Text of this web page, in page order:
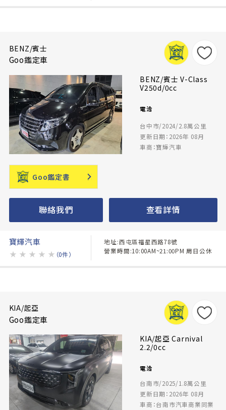
BENZ/賓士
Goo鑑定車
BENZ/賓士 V-Class
V250d/0cc
電洽
台中市/2024/2.8萬公里
更新日期：2026年 08月
車商：寶輝汽車
Goo鑑定書
聯絡我們 查看詳情
寶輝汽車
★ ★ ★ ★ ★ （0件）
地址:西屯區福星西路78號
營業時間:10:00AM~21:00PM 周日公休
KIA/起亞
Goo鑑定車
KIA/起亞 Carnival
2.2/0cc
電洽
台南市/2025/1.8萬公里
更新日期：2026年 08月
車商：台南市汽車商業同業